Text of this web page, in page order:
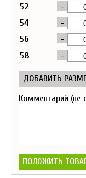
52
-
54
-
56
-
58
-
ДОБАВИТЬ
Комментарий (не
ПОЛОЖИТЬ